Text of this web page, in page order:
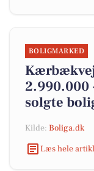
BOLIGMARKED
Kærbækvej
2.990.000
solgte
Kilde: Boliga.dk
Læs hele